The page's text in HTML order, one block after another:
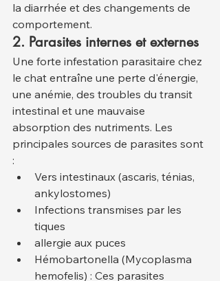
la diarrhée et des changements de
comportement.
2. Parasites internes et externes
Une forte infestation parasitaire chez
le chat entraîne une perte d'énergie,
une anémie, des troubles du transit
intestinal et une mauvaise
absorption des nutriments. Les
principales sources de parasites sont
:
Vers intestinaux (ascaris, ténias,
ankylostomes)
Infections transmises par les
tiques
allergie aux puces
Hémobartonella (Mycoplasma
hemofelis) : Ces parasites